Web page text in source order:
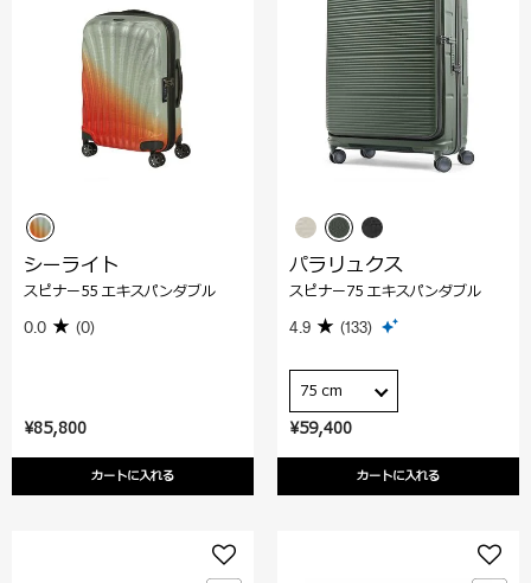
¥85,800
カートに入れる
シーライト
スピナー55 エキスパンダブル
0.0 (0)
¥59,400
カートに入れる
パラリュクス
スピナー75 エキスパンダブル
4.9 (133)
75 cm